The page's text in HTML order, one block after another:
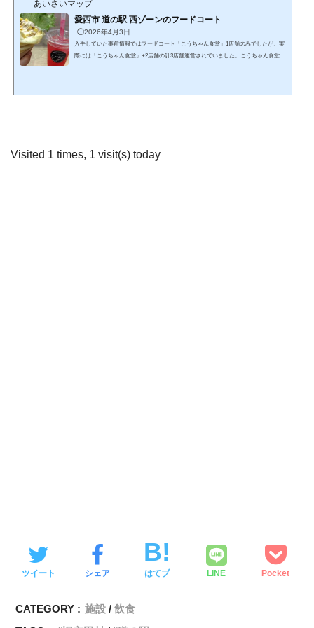
からとの事。そんな訳で先に西ゾーンの施設の写真を撮って西ゾーンのフードコー
トでの食事を先にする事にしました。いつもはそんな飲食...
あいさいマップ
愛西市 道の駅 西ゾーンのフードコート
🕒️2026年4月3日
入手していた事前情報ではフードコート「こうちゃん食堂」1店舗のみでしたが、実
際には「こうちゃん食堂」+2店舗の計3店舗運営されていました。こうちゃん食堂実
Visited 1 times, 1 visit(s) today
ツイート シェア はてブ LINE Pocket
CATEGORY : 施設
飲食